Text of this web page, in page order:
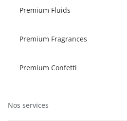
Premium Fluids
Premium Fragrances
Premium Confetti
Nos services